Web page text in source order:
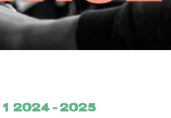
1 2024-2025